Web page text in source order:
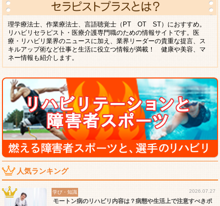
理学療法士、作業療法士、言語聴覚士（PT OT ST）におすすめ。
リハビリセラピスト・医療介護専門職のための情報サイトです。医
療・リハビリ業界のニュースに加え、業界リーダーの貴重な提言、ス
キルアップ術など仕事と生活に役立つ情報が満載！ 健康や美容、マ
ネー情報も紹介します。
人気ランキング
学び・知識 2026.07.27
モートン病のリハビリ内容は？病態や生活上で注意すべきポ